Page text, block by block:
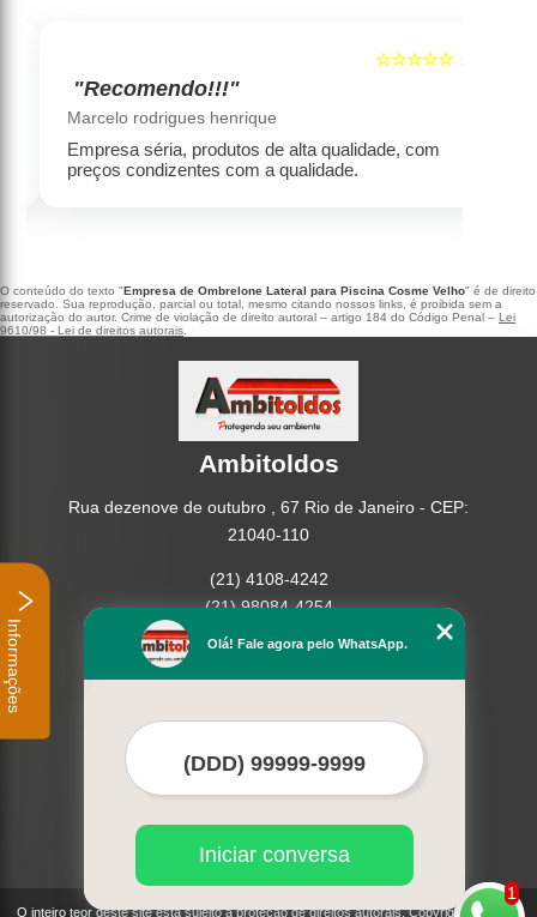
5
☆☆☆☆☆
"Recomendo!!!"
Marcelo rodrigues henrique
Empresa séria, produtos de alta qualidade, com
preços condizentes com a qualidade.
O conteúdo do texto "Empresa de Ombrelone Lateral para Piscina Cosme Velho" é de direito
reservado. Sua reprodução, parcial ou total, mesmo citando nossos links, é proibida sem a
autorização do autor. Crime de violação de direito autoral – artigo 184 do Código Penal – Lei
9610/98 - Lei de direitos autorais
Ambitoldos
Rua dezenove de outubro , 67 Rio de Janeiro - CEP:
21040-110
(21) 4108-4242
(21) 98084-4254
Home
Empresa
Contato
O inteiro teor deste site está sujeito à proteção de direitos autorais. Copyright©
1
Olá! Fale agora pelo WhatsApp.
Iniciar conversa
Informações